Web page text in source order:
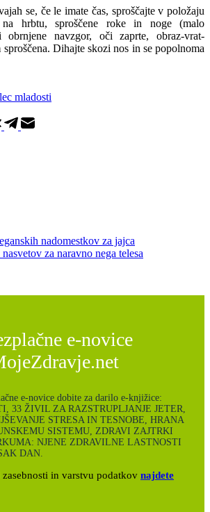
se, če le imate čas, sproščajte v položaju
na hrbtu, sproščene roke in noge (malo
obrnjene navzgor, oči zaprte, obraz-vrat-
sproščena. Dihajte skozi nos in se popolnoma
mladosti
nadomestkov za jajca
nasvetov za naravno nega telesa
e-novice
e-novice dobite za darilo e-knjižice:
33 ŽIVIL ZA RAZSTRUPLJANJE JETER,
STRESA IN TESNOBE, HRANA
SISTEMU, ZDRAVI ZAJTRKI
NJENE ZDRAVILNE LASTNOSTI
DAN.
in varstvu podatkov najdete